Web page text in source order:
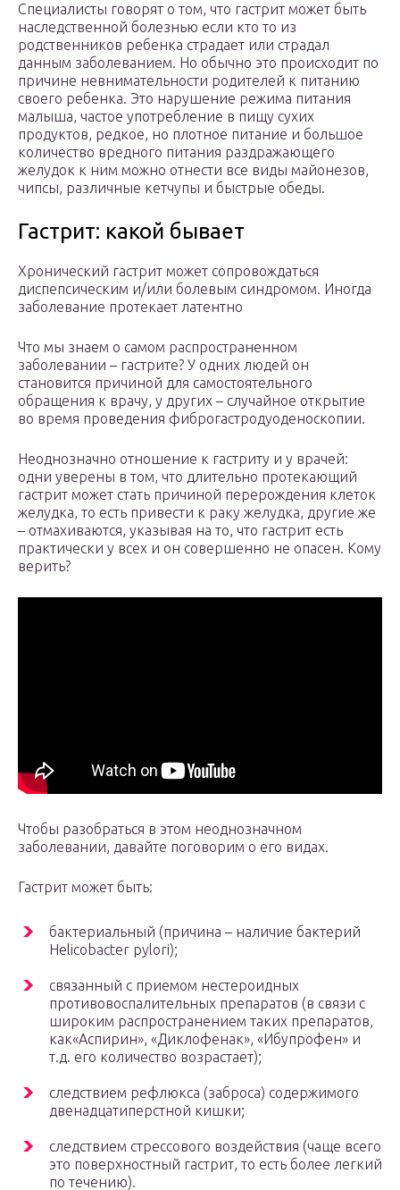
Специалисты говорят о том, что гастрит может быть
наследственной болезнью если кто то из
родственников ребенка страдает или страдал
данным заболеванием. Но обычно это происходит по
причине невнимательности родителей к питанию
своего ребенка. Это нарушение режима питания
малыша, частое употребление в пищу сухих
продуктов, редкое, но плотное питание и большое
количество вредного питания раздражающего
желудок к ним можно отнести все виды майонезов,
чипсы, различные кетчупы и быстрые обеды.
Гастрит: какой бывает
Хронический гастрит может сопровождаться
диспепсическим и/или болевым синдромом. Иногда
заболевание протекает латентно
Что мы знаем о самом распространенном
заболевании – гастрите? У одних людей он
становится причиной для самостоятельного
обращения к врачу, у других – случайное открытие
во время проведения фиброгастродуоденоскопии.
Неоднозначно отношение к гастриту и у врачей:
одни уверены в том, что длительно протекающий
гастрит может стать причиной перерождения клеток
желудка, то есть привести к раку желудка, другие же
– отмахиваются, указывая на то, что гастрит есть
практически у всех и он совершенно не опасен. Кому
верить?
Чтобы разобраться в этом неоднозначном
заболевании, давайте поговорим о его видах.
Гастрит может быть:
бактериальный (причина – наличие бактерий
Helicobacter pylori);
связанный с приемом нестероидных
противовоспалительных препаратов (в связи с
широким распространением таких препаратов,
как«Аспирин», «Диклофенак», «Ибупрофен» и
т.д. его количество возрастает);
следствием рефлюкса (заброса) содержимого
двенадцатиперстной кишки;
следствием стрессового воздействия (чаще всего
это поверхностный гастрит, то есть более легкий
по течению).